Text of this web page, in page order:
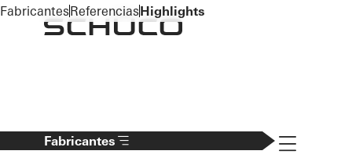
To the main content
Fabricantes Navigation
FabricantesReferenciasHighlights